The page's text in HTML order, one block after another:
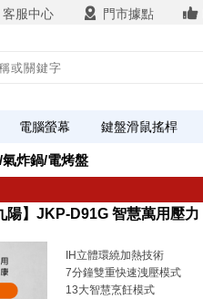
客服中心 門市據點
電腦螢幕 鍵盤滑鼠搖桿
氣炸鍋/電烤盤
陽】JKP-D91G 智慧萬用壓力
IH立體環繞加熱技術
7分鐘雙重快速洩壓模式
13大智慧烹飪模式